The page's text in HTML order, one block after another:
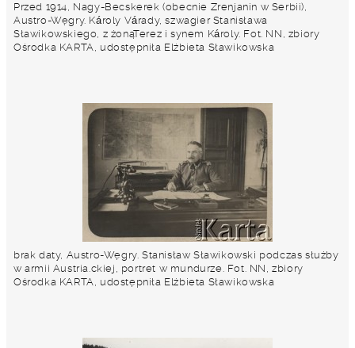
Przed 1914, Nagy-Becskerek (obecnie Zrenjanin w Serbii),
Austro-Węgry. Károly Várady, szwagier Stanisława
Sławikowskiego, z żonąTerez i synem Károly. Fot. NN, zbiory
Ośrodka KARTA, udostępniła Elżbieta Sławikowska
brak daty, Austro-Węgry. Stanisław Sławikowski podczas służby
w armii Austria.ckiej, portret w mundurze. Fot. NN, zbiory
Ośrodka KARTA, udostępniła Elżbieta Sławikowska